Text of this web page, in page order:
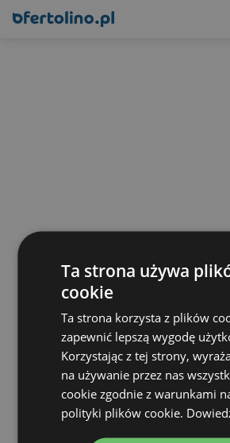
Ta strona używa
cookie
Ta strona korzysta z plików
zapewnić lepszą wygodę
Korzystając z tej strony,
na używanie przez nas
cookie zgodnie z warunkami
polityki plików cookie.